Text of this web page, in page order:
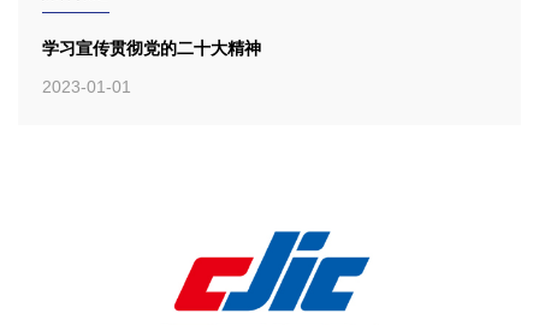
学习宣传贯彻党的二十大精神
2023-01-01